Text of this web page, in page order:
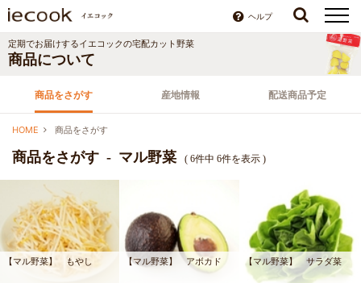
ヘルプ
商品をさがす 産地情報 配送商品予定
定期でお届けするイエコックの宅配カット野菜
商品について
HOME 商品をさがす
商品をさがす - マル野菜 ( 6件中 6件を表示 )
【マル野菜】 もやし 【マル野菜】 アボカド 【マル野菜】 サラダ菜